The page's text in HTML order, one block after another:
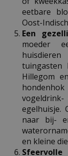
eetbare
Oost-
Een
moeder
tuingasten
Hillegom
egelhuisje.
naar bij-
en kleine
Sfeervolle